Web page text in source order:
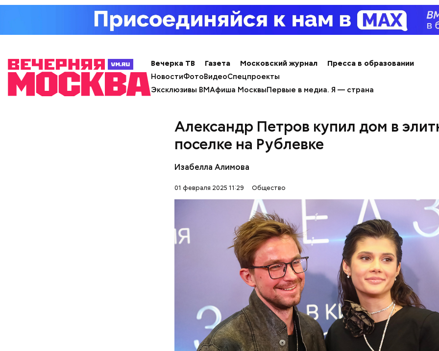
Вечерка ТВ Газета Московский журнал
Пресса в образовании
НовостиФотоВидеоСпецпроекты
Эксклюзивы ВМАфиша МосквыПервые в медиа. Я — страна
Александр Петров купил дом в
поселке на Рублевке
Изабелла Алимова
01 февраля 2025 11:29 Общество
— Кабачки, порезанные кубиками, нужно легко обжарить на
сковороде. К ним добавляются зелень петрушки, чеснок,
оливковое масло. Получается очень вкусно, — поделился
Копылов.
Спагетти из кабачков
Бесконечное ничто: названа
главная опасность
зеркальной даты 8 августа
Хотела спасти малыша: как
мать и сын погибли при
падении из окна в Раменском